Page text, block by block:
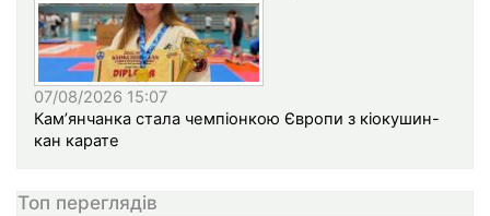
07/08/2026 15:07
Кам’янчанка стала чемпіонкою Європи з кіокушин-
кан карате
Топ переглядів